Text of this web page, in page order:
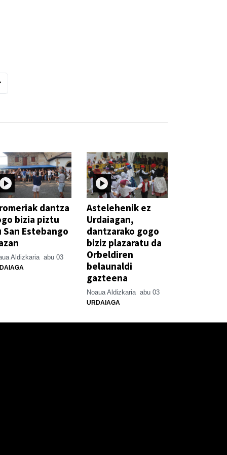
dantza
bizia piztu
San Estebango
Aldizkaria abu 03
Astelehenik ez
Urdaiagan,
dantzarako gogo
biziz plazaratu da
Orbeldiren
belaunaldi
gazteena
Noaua Aldizkaria abu 03
URDAIAGA